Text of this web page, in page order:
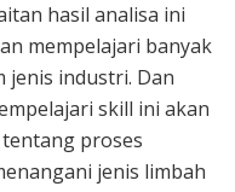
hasil analisa ini
mempelajari banyak
jenis industri. Dan
skill ini akan
proses
jenis limbah